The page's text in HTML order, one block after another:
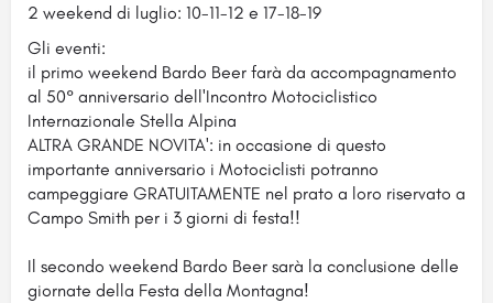
2 weekend di luglio: 10-11-12 e 17-18-19
Gli eventi:
il primo weekend Bardo Beer farà da accompagnamento
al 50° anniversario dell'Incontro Motociclistico
Internazionale Stella Alpina
ALTRA GRANDE NOVITA': in occasione di questo
importante anniversario i Motociclisti potranno
campeggiare GRATUITAMENTE nel prato a loro riservato a
Campo Smith per i 3 giorni di festa!!
Il secondo weekend Bardo Beer sarà la conclusione delle
giornate della Festa della Montagna!